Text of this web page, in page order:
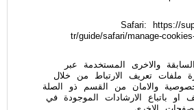
Safari:
https://
tr/guide/safari/manage-
والاخرى المستخدمة عبر
ملفات تعريف الارتباط من خلال
والامان من القسم ذو الصلة
او باتباع الارشادات الموجودة في